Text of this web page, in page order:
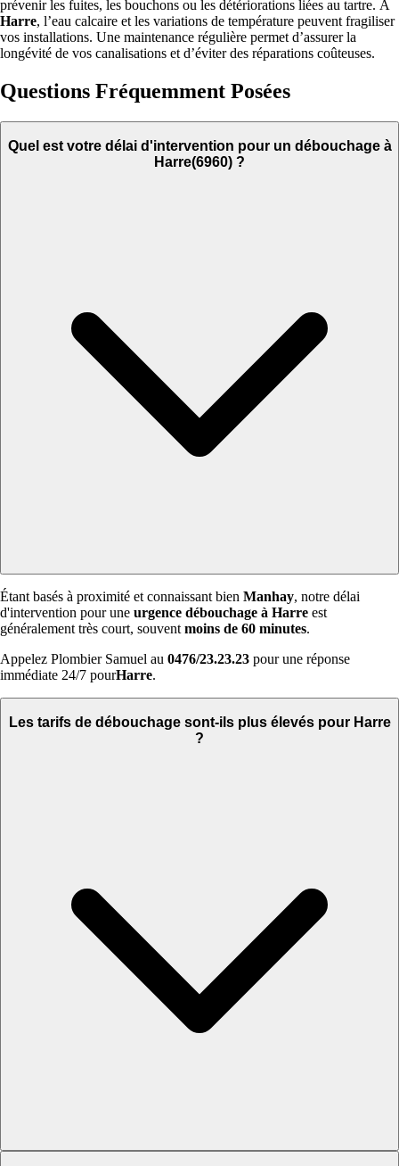
prévenir les fuites, les bouchons ou les détériorations liées au tartre. À
Harre, l’eau calcaire et les variations de température peuvent fragiliser
vos installations. Une maintenance régulière permet d’assurer la
longévité de vos canalisations et d’éviter des réparations coûteuses.
Questions Fréquemment Posées
Quel est votre délai d'intervention pour un débouchage à
Harre(6960) ?
Étant basés à proximité et connaissant bien Manhay, notre délai
d'intervention pour une urgence débouchage à Harre est
généralement très court, souvent moins de 60 minutes.
Appelez Plombier Samuel au 0476/23.23.23 pour une réponse
immédiate 24/7 pourHarre.
Les tarifs de débouchage sont-ils plus élevés pour Harre
?